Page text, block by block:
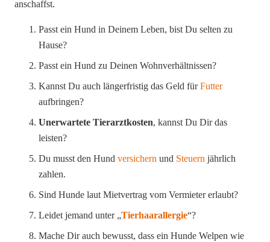
anschaffst.
Passt ein Hund in Deinem Leben, bist Du selten zu
Hause?
Passt ein Hund zu Deinen Wohnverhältnissen?
Kannst Du auch längerfristig das Geld fürFutter
aufbringen?
Unerwartete Tierarztkosten, kannst Du Dir das
leisten?
Du musst den Hund versichern und Steuern jährlich
zahlen.
Sind Hunde laut Mietvertrag vom Vermieter erlaubt?
Leidet jemand unter „Tierhaarallergie“?
Mache Dir auch bewusst, dass ein Hunde Welpen wie